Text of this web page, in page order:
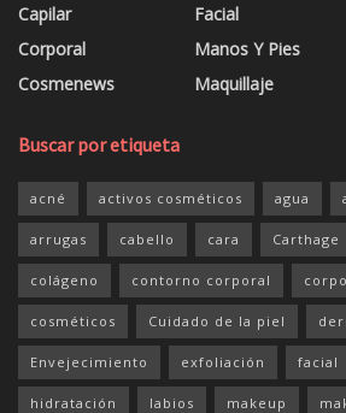
Capilar
Corporal
Cosmenews
Facial
Manos Y Pies
Maquillaje
Buscar por etiqueta
acné activos cosméticos agua
arrugas cabello cara Carthage
colágeno contorno corporal
cosméticos Cuidado de la piel
Envejecimiento exfoliación facial
hidratación labios makeup